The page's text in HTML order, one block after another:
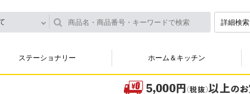
詳細検索
ステーショナリー ホーム＆キッチン